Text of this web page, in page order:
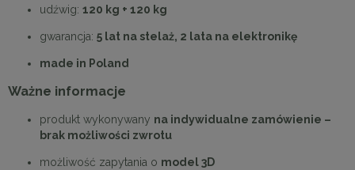
udźwig: 120 kg + 120 kg
gwarancja: 5 lat na stelaż, 2 lata na elektronikę
made in Poland
Ważne informacje
produkt wykonywany na indywidualne zamówienie –
brak możliwości zwrotu
możliwość zapytania o model 3D